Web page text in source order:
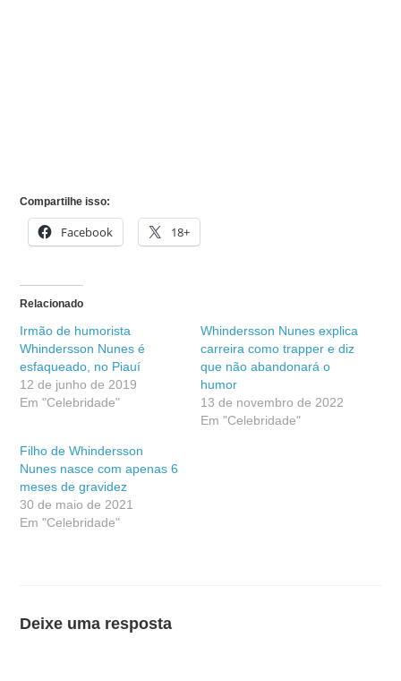
Compartilhe isso:
Facebook 18+
Relacionado
Irmão de humorista
Whindersson Nunes é
esfaqueado, no Piauí
12 de junho de 2019
Em "Celebridade"
Whindersson Nunes explica
carreira como trapper e diz
que não abandonará o
humor
13 de novembro de 2022
Em "Celebridade"
Filho de Whindersson
Nunes nasce com apenas 6
meses de gravidez
30 de maio de 2021
Em "Celebridade"
Deixe uma resposta